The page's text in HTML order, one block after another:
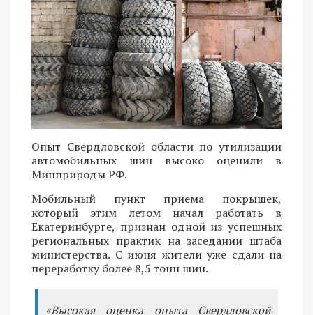
Опыт Свердловской области по утилизации
автомобильных шин высоко оценили в
Минприроды РФ.
Мобильный пункт приема покрышек,
который этим летом начал работать в
Екатеринбурге, признан одной из успешных
региональных практик на заседании штаба
министерства. С июня жители уже сдали на
переработку более 8,5 тонн шин.
«Высокая оценка опыта Свердловской